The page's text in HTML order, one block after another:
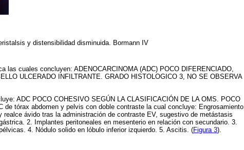
y distensibilidad disminuida. Bormann IV
las cuales concluyen: ADENOCARCINOMA (ADC) POCO DIFERENCIADO,
ULCERADO INFILTRANTE. GRADO HISTOLOGICO 3, NO SE OBSERVA
ADC POCO COHESIVO SEGÚN LA CLASIFICACIÓN DE LA OMS. POCO
de tórax abdomen y pelvis con doble contraste la cual concluye: Engrosamiento
ávido tras la administración de contraste EV, sugestivo de metástasis
2. Implantes peritoneales en mesenterio en relación con secundario. 3.
4. Nódulo solido en lóbulo inferior izquierdo. 5. Ascitis. (Figura 3).